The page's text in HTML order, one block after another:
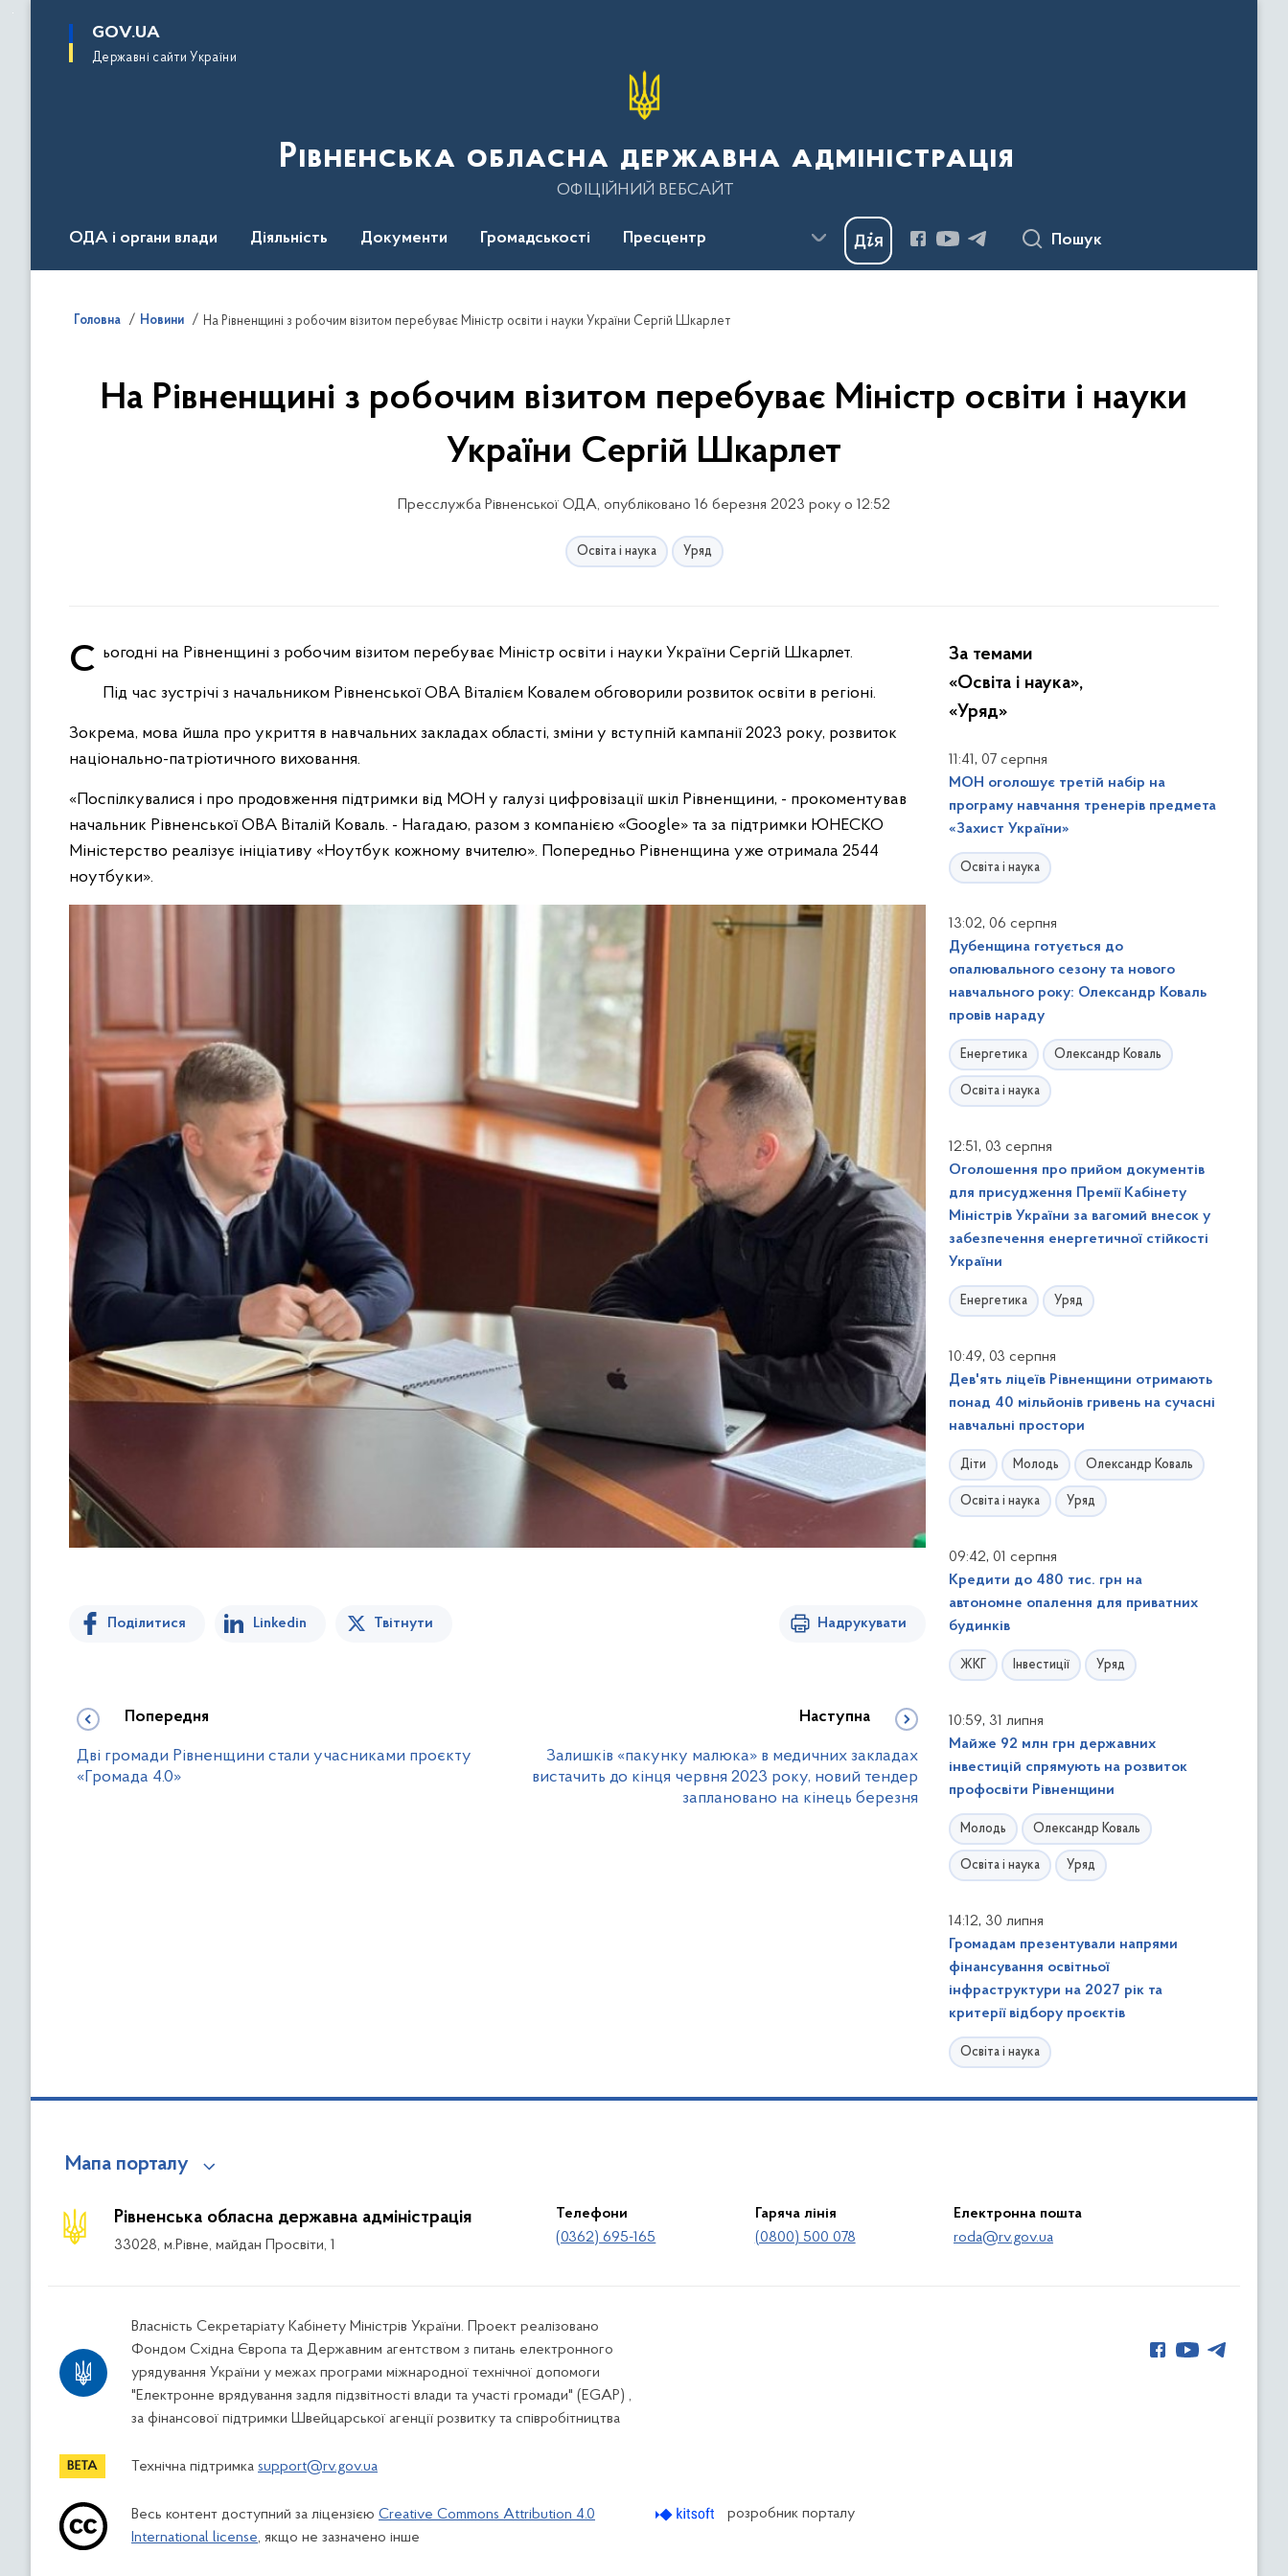
основного
GOV.UA
Державні сайти України
Рівненська обласна державна адміністрація
ОФІЦІЙНИЙ ВЕБСАЙТ
ОДА і органи влади Діяльність Документи Громадськості Пресцентр Пошук
Головна Новини На Рівненщині з робочим візитом перебуває Міністр освіти і науки України Сергій Шкарлет
На Рівненщині з робочим візитом перебуває Міністр освіти і науки
України Сергій Шкарлет
Пресслужба Рівненської ОДА, опубліковано 16 березня 2023 року о 12:52
Освіта і наука Уряд
Сьогодні на Рівненщині з робочим візитом перебуває Міністр освіти і науки України Сергій Шкарлет.
Під час зустрічі з начальником Рівненської ОВА Віталієм Ковалем обговорили розвиток освіти в регіоні.
Зокрема, мова йшла про укриття в навчальних закладах області, зміни у вступній кампанії 2023 року, розвиток
національно-патріотичного виховання.
«Поспілкувалися і про продовження підтримки від МОН у галузі цифровізації шкіл Рівненщини, - прокоментував
начальник Рівненської ОВА Віталій Коваль. - Нагадаю, разом з компанією «Google» та за підтримки ЮНЕСКО
Міністерство реалізує ініціативу «Ноутбук кожному вчителю». Попередньо Рівненщина уже отримала 2544
ноутбуки».
Поділитися Linkedin Твітнути Надрукувати
Попередня
Дві громади Рівненщини стали учасниками проєкту
«Громада 4.0»
Наступна
Залишків «пакунку малюка» в медичних закладах
вистачить до кінця червня 2023 року, новий тендер
заплановано на кінець березня
За темами
«Освіта і наука»,
«Уряд»
11:41, 07 серпня
МОН оголошує третій набір на
програму навчання тренерів предмета
«Захист України»
Освіта і наука
13:02, 06 серпня
Дубенщина готується до
опалювального сезону та нового
навчального року: Олександр Коваль
провів нараду
Енергетика Олександр Коваль
Освіта і наука
12:51, 03 серпня
Оголошення про прийом документів
для присудження Премії Кабінету
Міністрів України за вагомий внесок у
забезпечення енергетичної стійкості
України
Енергетика Уряд
10:49, 03 серпня
Дев'ять ліцеїв Рівненщини отримають
понад 40 мільйонів гривень на сучасні
навчальні простори
Діти Молодь Олександр Коваль
Освіта і наука Уряд
09:42, 01 серпня
Кредити до 480 тис. грн на
автономне опалення для приватних
будинків
ЖКГ Інвестиції Уряд
10:59, 31 липня
Майже 92 млн грн державних
інвестицій спрямують на розвиток
профосвіти Рівненщини
Молодь Олександр Коваль
Освіта і наука Уряд
14:12, 30 липня
Громадам презентували напрями
фінансування освітньої
інфраструктури на 2027 рік та
критерії відбору проєктів
Освіта і наука
Мапа порталу
Рівненська обласна державна адміністрація
33028, м.Рівне, майдан Просвіти, 1
Телефони
(0362) 695-165
Гаряча лінія
(0800) 500 078
Електронна пошта
roda@rv.gov.ua
Власність Секретаріату Кабінету Міністрів України. Проект реалізовано
Фондом Східна Європа та Державним агентством з питань електронного
урядування України у межах програми міжнародної технічної допомоги
"Електронне врядування задля підзвітності влади та участі громади" (EGAP) ,
за фінансової підтримки Швейцарської агенції розвитку та співробітництва
Технічна підтримка support@rv.gov.ua
Весь контент доступний за ліцензією Creative Commons Attribution 4.0
International license, якщо не зазначено інше
розробник порталу